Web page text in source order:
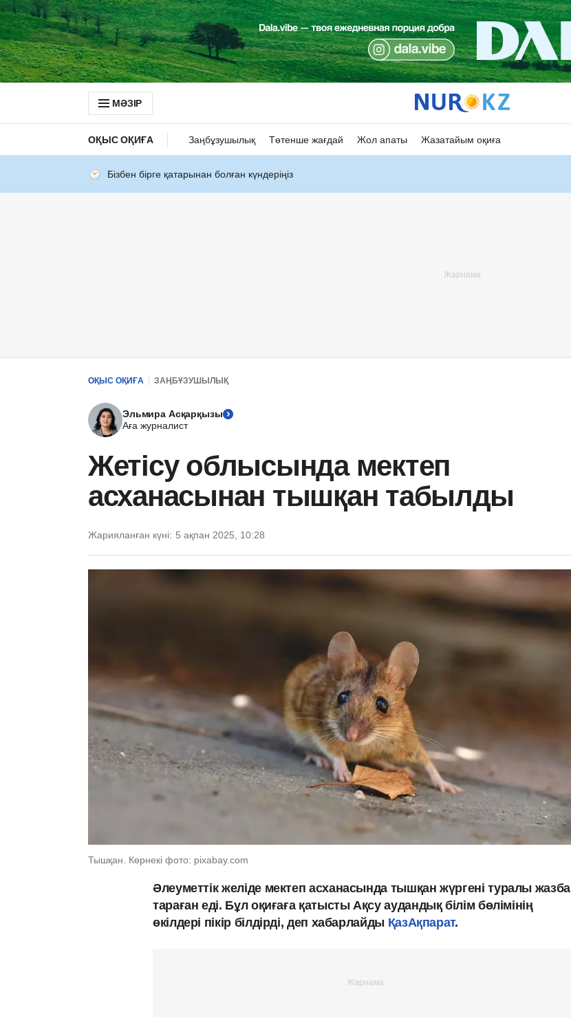
МӘЗІР
ОҚЫС ОҚИҒА Заңбұзушылық Төтенше жағдай Жол апаты Жазатайым оқиға
Бізбен бірге қатарынан болған күндеріңіз
ОҚЫС ОҚИҒА ЗАҢБҰЗУШЫЛЫҚ
Эльмира Асқарқызы
Аға журналист
Жетісу облысында мектеп
асханасынан тышқан табылды
Жарияланған күні: 5 ақпан 2025, 10:28
Тышқан. Көрнекі фото: pixabay.com
Әлеуметтік желіде мектеп асханасында тышқан жүргені туралы жазба
тараған еді. Бұл оқиғаға қатысты Ақсу аудандық білім бөлімінің
өкілдері пікір білдірді, деп хабарлайдыҚазАқпарат.